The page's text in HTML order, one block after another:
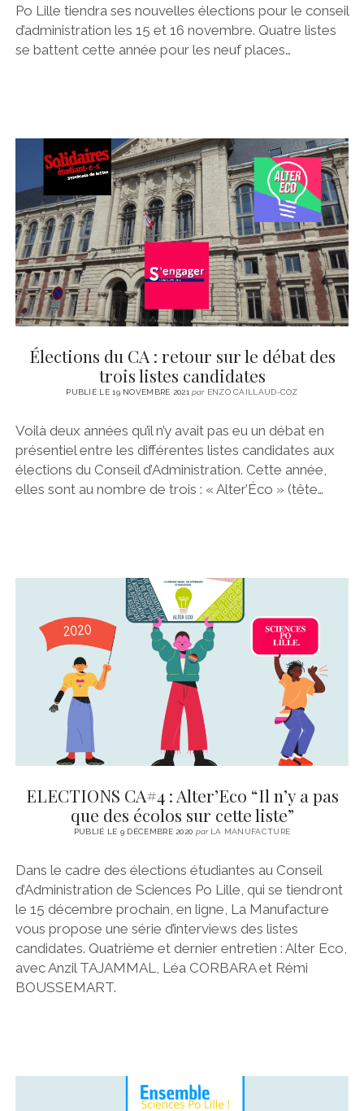
Po Lille tiendra ses nouvelles élections pour le conseil
d’administration les 15 et 16 novembre. Quatre listes
se battent cette année pour les neuf places…
Élections du CA : retour sur le débat des
trois listes candidates
PUBLIÉ LE 19 NOVEMBRE 2021parENZO CAILLAUD-COZ
Voilà deux années qu’il n’y avait pas eu un débat en
présentiel entre les différentes listes candidates aux
élections du Conseil d’Administration. Cette année,
elles sont au nombre de trois : « Alter’Éco » (tête…
ELECTIONS CA#4 : Alter’Eco “Il n’y a pas
que des écolos sur cette liste”
PUBLIÉ LE 9 DÉCEMBRE 2020 parLA MANUFACTURE
Dans le cadre des élections étudiantes au Conseil
d’Administration de Sciences Po Lille, qui se tiendront
le 15 décembre prochain, en ligne, La Manufacture
vous propose une série d’interviews des listes
candidates. Quatrième et dernier entretien : Alter Eco,
avec Anzil TAJAMMAL, Léa CORBARA et Rémi
BOUSSEMART.